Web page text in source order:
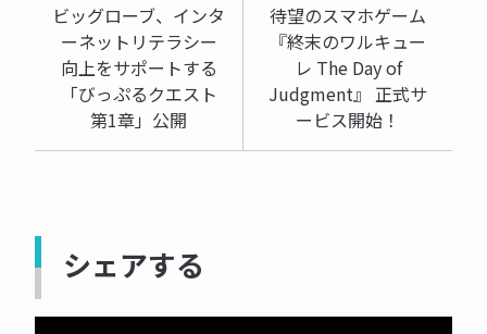
ビッグローブ、インタ
ーネットリテラシー
向上をサポートする
「びっぷるクエスト
第1章」公開
待望のスマホゲーム
『終末のワルキュー
レ The Day of
Judgment』 正式サ
ービス開始！
シェアする